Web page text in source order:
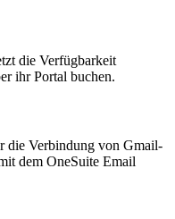
die Verfügbarkeit
ihr Portal buchen.
die Verbindung von Gmail-
dem OneSuite Email